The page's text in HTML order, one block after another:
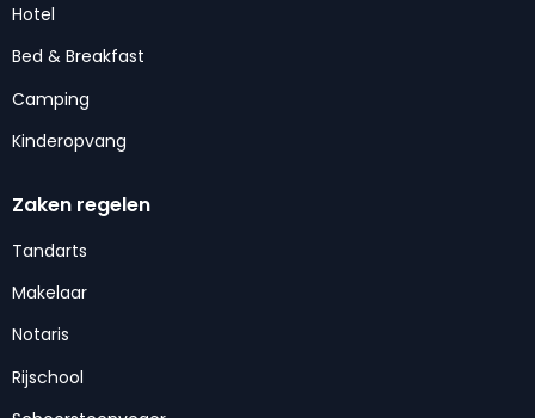
Hotel
Bed & Breakfast
Camping
Kinderopvang
Zaken regelen
Tandarts
Makelaar
Notaris
Rijschool